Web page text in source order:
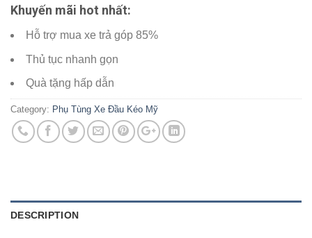
Khuyến mãi hot nhất:
Hỗ trợ mua xe trả góp 85%
Thủ tục nhanh gọn
Quà tặng hấp dẫn
Category: Phụ Tùng Xe Đầu Kéo Mỹ
DESCRIPTION